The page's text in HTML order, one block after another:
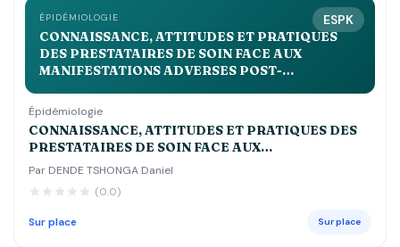
ESPK
ÉPIDÉMIOLOGIE
CONNAISSANCE, ATTITUDES ET PRATIQUES
DES PRESTATAIRES DE SOIN FACE AUX
MANIFESTATIONS ADVERSES POST-
KALEME EN 2023
Épidémiologie
CONNAISSANCE, ATTITUDES ET PRATIQUES DES
PRESTATAIRES DE SOIN FACE AUX
MANIFESTATIONS ADVERSES POST-
KALEME EN 2023
Par DENDE TSHONGA Daniel
(0.0)
Sur place Sur place